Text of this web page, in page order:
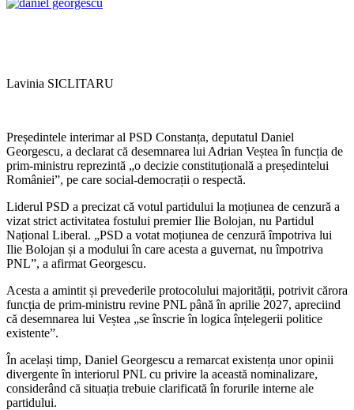
Lavinia SICLITARU
Președintele interimar al PSD Constanța, deputatul Daniel
Georgescu, a declarat că desemnarea lui Adrian Veștea în funcția de
prim-ministru reprezintă „o decizie constituțională a președintelui
României”, pe care social-democrații o respectă.
Liderul PSD a precizat că votul partidului la moțiunea de cenzură a
vizat strict activitatea fostului premier Ilie Bolojan, nu Partidul
Național Liberal. „PSD a votat moțiunea de cenzură împotriva lui
Ilie Bolojan și a modului în care acesta a guvernat, nu împotriva
PNL”, a afirmat Georgescu.
Acesta a amintit și prevederile protocolului majorității, potrivit cărora
funcția de prim-ministru revine PNL până în aprilie 2027, apreciind
că desemnarea lui Veștea „se înscrie în logica înțelegerii politice
existente”.
În același timp, Daniel Georgescu a remarcat existența unor opinii
divergente în interiorul PNL cu privire la această nominalizare,
considerând că situația trebuie clarificată în forurile interne ale
partidului.